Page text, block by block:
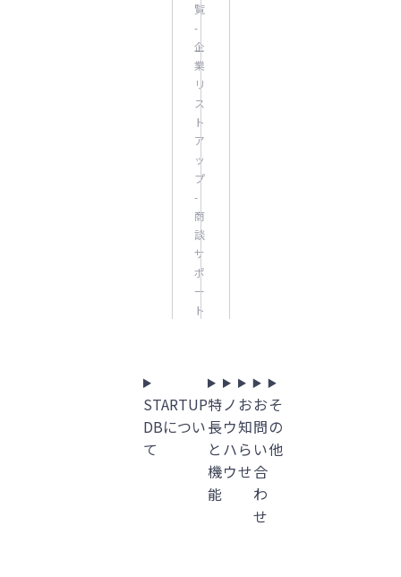
覧
-
企
業
リ
ス
ト
ア
ッ
プ
-
商
談
サ
ポ
ー
ト
STARTUP
DBについ
て
特
長
と
機
能
ノ
ウ
ハ
ウ
お
知
ら
せ
お
問
い
合
わ
せ
そ
の
他